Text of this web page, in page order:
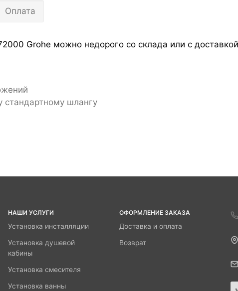
Оплата
Grohe можно недорого со склада или с
стандартному шлангу
НАШИ УСЛУГИ
Установка инсталляции
Установка душевой
кабины
Установка смесителя
Установка ванны
ОФОРМЛЕНИЕ ЗАКАЗА
Доставка и оплата
Возврат